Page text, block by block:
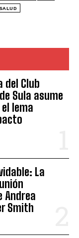
del Club
Sula asume
lema
La
Andrea
Smith
SALUD